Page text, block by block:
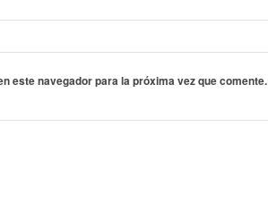
este navegador para la próxima vez que comente.